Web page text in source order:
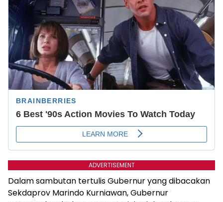
ADVERTISEMENT
Dalam sambutan tertulis Gubernur yang dibacakan
Sekdaprov Marindo Kurniawan, ​Gubernur